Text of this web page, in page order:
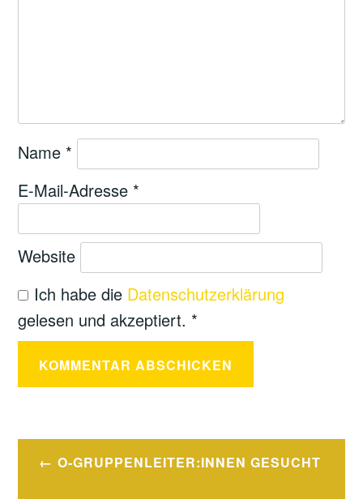
Name *
E-Mail-Adresse *
Website
Ich habe die Datenschutzerklärung
gelesen und akzeptiert. *
Beitragsnavigation
O-GRUPPENLEITER:INNEN GESUCHT